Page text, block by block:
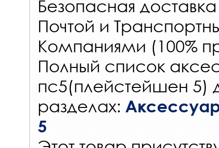
Безопасная
Почтой и
Компаниями (100%
Полный список
пс5(плейстейшен 5)
разделах:
5